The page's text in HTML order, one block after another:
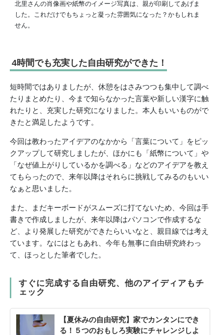
北里さんの肖像画や紙幣のイメージ写真は、親が印刷してあげま
した。これだけでもちょっと凝った雰囲気になった？かもしれま
せん。
4時間でも充実した自由研究ができた！
短時間ではありましたが、休憩をはさみつつも集中して調べ
たりまとめたり、今まで知らなかった言葉や新しい漢字に触
れたりと、充実した研究になりました。本人もいいものがで
きたと満足したようです。
今回は教わったアイデアのなかから「言葉について」をピッ
クアップして研究しましたが、ほかにも「紙幣について」や
「なぜ値上がりしているかを調べる」などのアイデアを教え
てもらったので、来年以降はそれらに挑戦してみるのもいい
なぁと思いました。
また、まだキーボードがスムーズに打てないため、今回は手
書きで作成しましたが、来年以降はパソコンで作成するな
ど、より発展した研究ができたらいいなと、親目線では考え
ています。なにはともあれ、今年も無事に自由研究終わっ
て、ほっとした筆者でした。
すぐに完成する自由研究、他のアイディアもチ
ェック
【夏休みの自由研究】家でカンタンにでき
る！５つのおもしろ実験にチャレンジしよ